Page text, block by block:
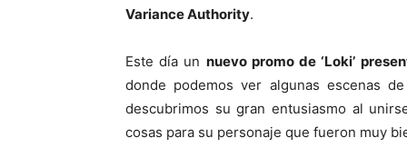
Variance Authority.
Este día un nuevo promo de ‘Loki’
donde podemos ver algunas escenas
descubrimos su gran entusiasmo al
cosas para su personaje que fueron muy